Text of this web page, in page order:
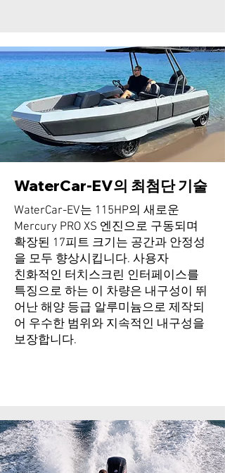
WaterCar-EV의 최첨단 기술
WaterCar-EV는 115HP의 새로운
Mercury PRO XS 엔진으로 구동되며
확장된 17피트 크기는 공간과 안정성
을 모두 향상시킵니다. 사용자
친화적인 터치스크린 인터페이스를
특징으로 하는 이 차량은 내구성이 뛰
어난 해양 등급 알루미늄으로 제작되
어 우수한 범위와 지속적인 내구성을
보장합니다.